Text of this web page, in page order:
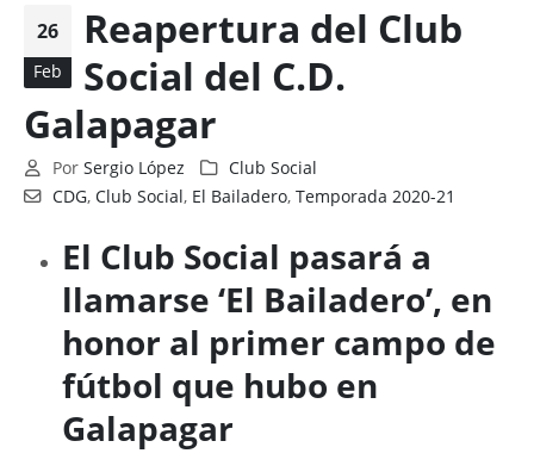
26
Feb
Reapertura del Club
Social del C.D.
Galapagar
Por Sergio López
Club Social
CDG,Club Social, El Bailadero,Temporada 2020-21
El Club Social pasará a
llamarse ‘El Bailadero’, en
honor al primer campo de
fútbol que hubo en
Galapagar